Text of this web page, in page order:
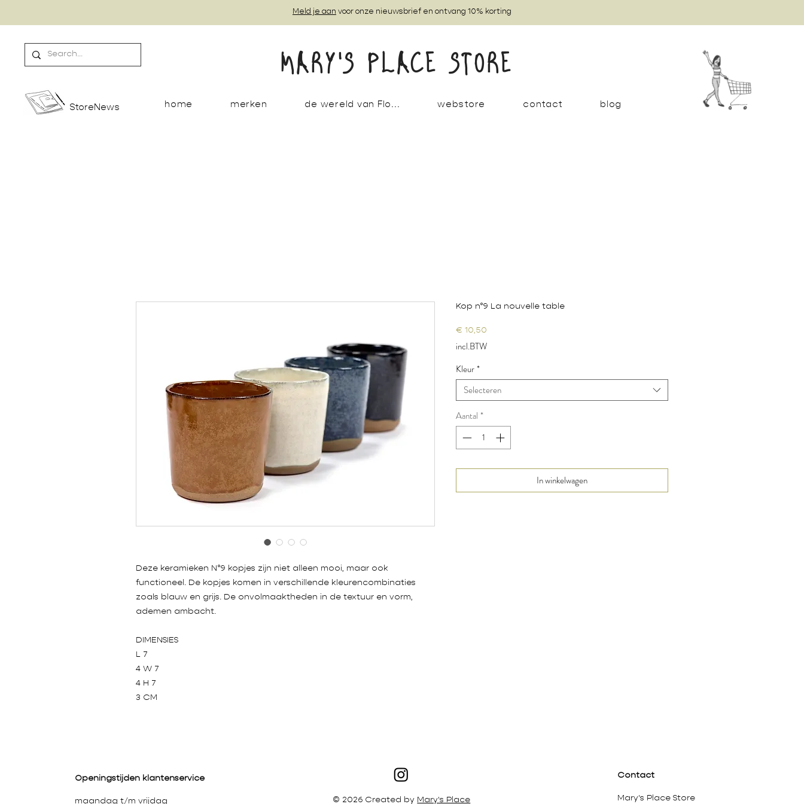
StoreNews
MARY'S PLACE STORE
home merken de wereld van Flo... webstore contact blog
Meld je aan voor onze nieuwsbrief en ontvang 10% korting
Deze keramieken N°9 kopjes zijn niet alleen mooi, maar ook
functioneel. De kopjes komen in verschillende kleurencombinaties
zoals blauw en grijs. De onvolmaaktheden in de textuur en vorm,
ademen ambacht.
DIMENSIES
L 7
4 W 7
4 H 7
3 CM
Kop n°9 La nouvelle table
€ 10,50
incl.BTW
Kleur*
Selecteren
Aantal *
In winkelwagen
Openingstijden klantenservice
maandag t/m vrijdag © 2026 Created by Mary's Place
Contact
Mary's Place Store